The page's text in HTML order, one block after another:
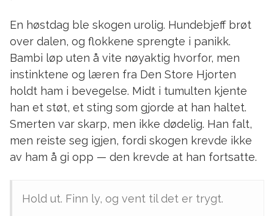
En høstdag ble skogen urolig. Hundebjeff brøt
over dalen, og flokkene sprengte i panikk.
Bambi løp uten å vite nøyaktig hvorfor, men
instinktene og læren fra Den Store Hjorten
holdt ham i bevegelse. Midt i tumulten kjente
han et støt, et sting som gjorde at han haltet.
Smerten var skarp, men ikke dødelig. Han falt,
men reiste seg igjen, fordi skogen krevde ikke
av ham å gi opp — den krevde at han fortsatte.
Hold ut. Finn ly, og vent til det er trygt.